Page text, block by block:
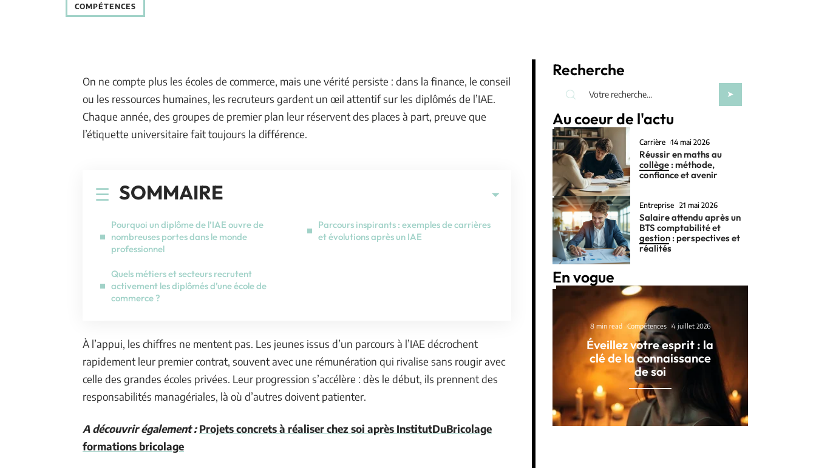
COMPÉTENCES
On ne compte plus les écoles de commerce, mais une vérité persiste : dans la finance, le conseil
ou les ressources humaines, les recruteurs gardent un œil attentif sur les diplômés de l’IAE.
Chaque année, des groupes de premier plan leur réservent des places à part, preuve que
l’étiquette universitaire fait toujours la différence.
SOMMAIRE
Pourquoi un diplôme de l’IAE ouvre de
nombreuses portes dans le monde
professionnel
Quels métiers et secteurs recrutent
activement les diplômés d’une école de
commerce ?
Parcours inspirants : exemples de carrières
et évolutions après un IAE
À l’appui, les chiffres ne mentent pas. Les jeunes issus d’un parcours à l’IAE décrochent
rapidement leur premier contrat, souvent avec une rémunération qui rivalise sans rougir avec
celle des grandes écoles privées. Leur progression s’accélère : dès le début, ils prennent des
responsabilités managériales, là où d’autres doivent patienter.
A découvrir également : Projets concrets à réaliser chez soi après InstitutDuBricolage
formations bricolage
Recherche
Au coeur de l'actu
Carrière 14 mai 2026
Réussir en maths au
collège : méthode,
confiance et avenir
Entreprise 21 mai 2026
Salaire attendu après un
BTS comptabilité et
gestion : perspectives et
réalités
En vogue
8 min read Compétences 4 juillet 2026
Éveillez votre esprit : la
clé de la connaissance
de soi